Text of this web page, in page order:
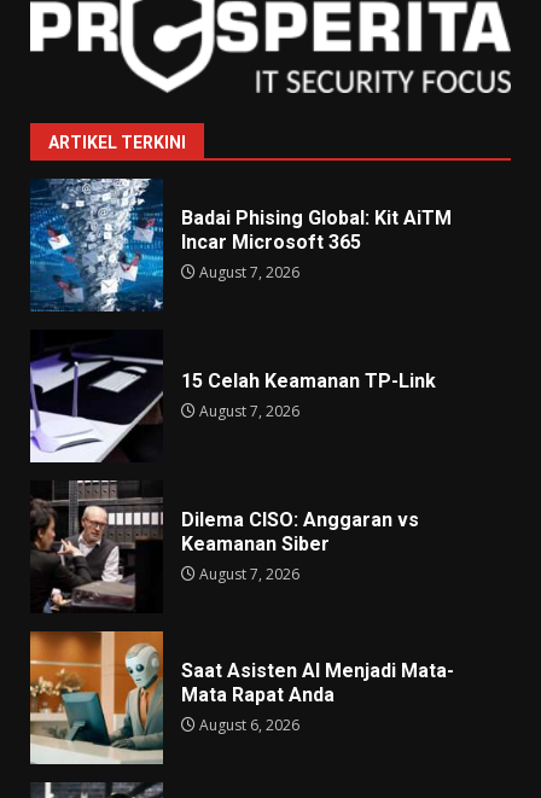
ARTIKEL TERKINI
Badai Phising Global: Kit AiTM
Incar Microsoft 365
August 7, 2026
15 Celah Keamanan TP-Link
August 7, 2026
Dilema CISO: Anggaran vs
Keamanan Siber
August 7, 2026
Saat Asisten AI Menjadi Mata-
Mata Rapat Anda
August 6, 2026